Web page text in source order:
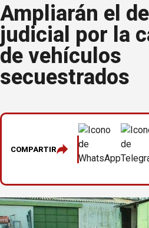
Ampliarán el
judicial por la
de vehículos
secuestrados
COMPARTIR